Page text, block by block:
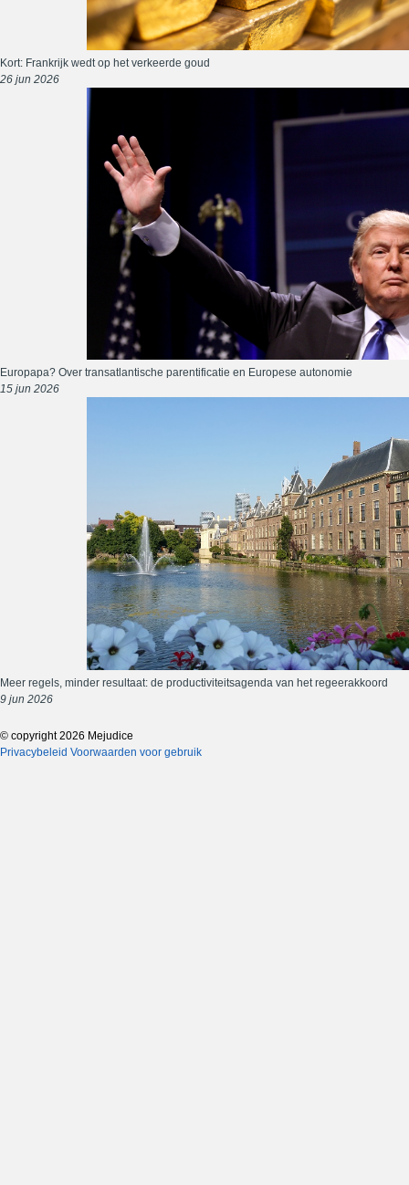
Kort: Frankrijk wedt op het verkeerde goud
26 jun 2026
Europapa? Over transatlantische parentificatie en Europese autonomie
15 jun 2026
Meer regels, minder resultaat: de productiviteitsagenda van het regeerakkoord
9 jun 2026
© copyright 2026 Mejudice
Privacybeleid Voorwaarden voor gebruik